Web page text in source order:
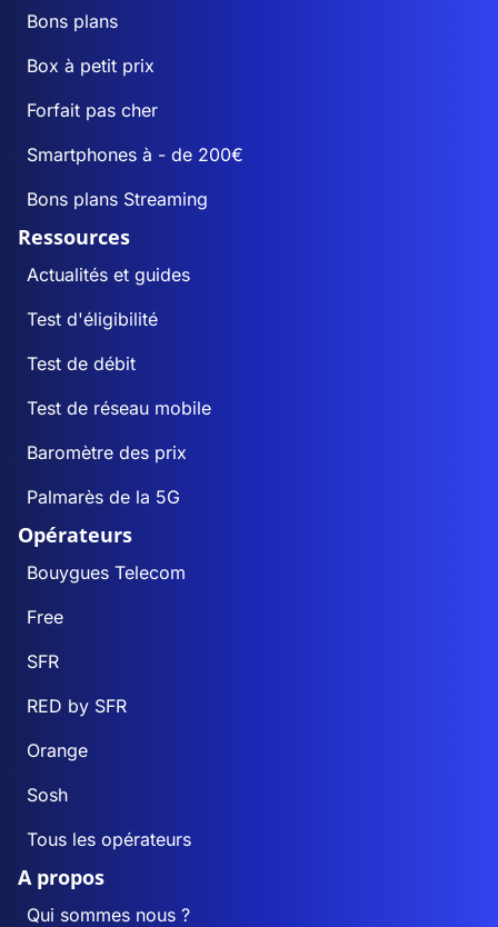
Bons plans
Box à petit prix
Forfait pas cher
Smartphones à - de 200€
Bons plans Streaming
Ressources
Actualités et guides
Test d'éligibilité
Test de débit
Test de réseau mobile
Baromètre des prix
Palmarès de la 5G
Opérateurs
Bouygues Telecom
Free
SFR
RED by SFR
Orange
Sosh
Tous les opérateurs
A propos
Qui sommes nous ?